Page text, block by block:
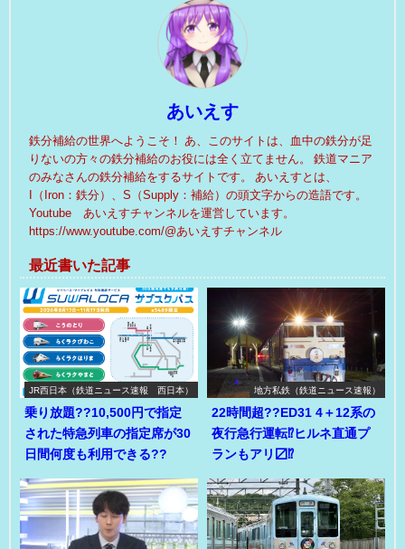
あいえす
鉄分補給の世界へようこそ！ あ、このサイトは、血中の鉄分が足
りないの方々の鉄分補給のお役には全く立てません。 鉄道マニア
のみなさんの鉄分補給をするサイトです。 あいえすとは、
I（Iron：鉄分）、S（Supply：補給）の頭文字からの造語です。
Youtube あいえすチャンネルを運営しています。
https://www.youtube.com/@あいえすチャンネル
最近書いた記事
JR西日本（鉄道ニュース速報 西日本）
乗り放題??10,500円で指定
された特急列車の指定席が30
日間何度も利用できる??
地方私鉄（鉄道ニュース速報）
22時間超??ED31 4＋12系の
夜行急行運転⁉ヒルネ直通プ
ランもアリ〼⁉